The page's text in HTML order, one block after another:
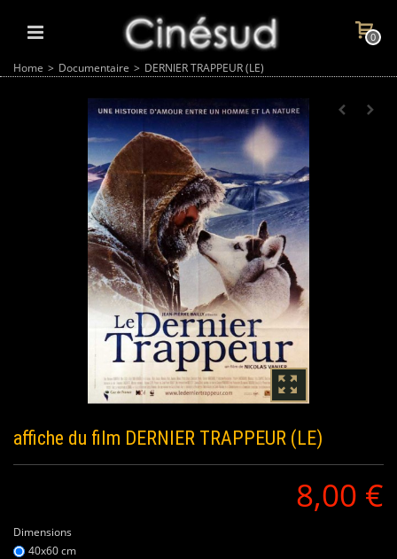
0
Home > Documentaire > DERNIER TRAPPEUR (LE)
affiche du film DERNIER TRAPPEUR (LE)
8,00 €
Dimensions
40x60 cm